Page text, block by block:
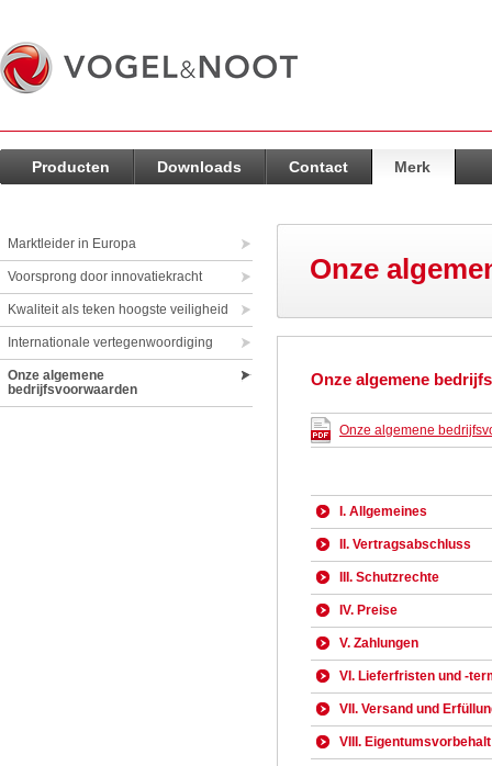
Producten Downloads Contact Merk
Onze
Onze algemene
Onze algemene
I. Allgemeines
II. Vertragsabschluss
III. Schutzrechte
IV. Preise
V. Zahlungen
VI. Lieferfristen und -
VII. Versand und
VIII. Eigentumsvorbehalt
Marktleider in Europa
Voorsprong door innovatiekracht
Kwaliteit als teken hoogste veiligheid
Internationale vertegenwoordiging
Onze algemene
bedrijfsvoorwaarden